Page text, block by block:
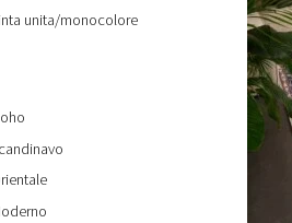
unita/monocolore